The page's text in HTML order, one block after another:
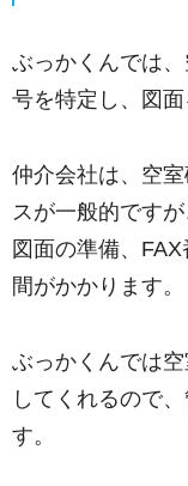
ぶっかくんでは
号を特定し、図面
仲介会社は、空
スが一般的です
図面の準備、
間がかかります。
ぶっかくんでは
してくれるので
す。